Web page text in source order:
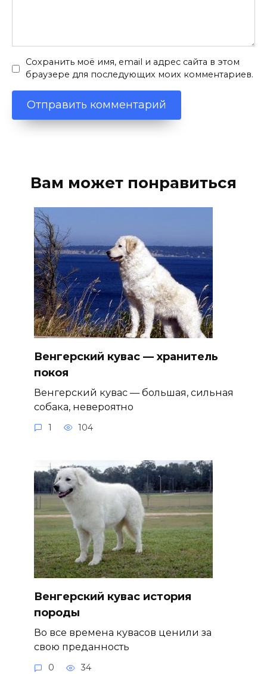
Сохранить моё имя, email и адрес сайта в этом
браузере для последующих моих комментариев.
Вам может понравиться
Венгерский кувас — хранитель
покоя
Венгерский кувас — большая, сильная
собака, невероятно
1 104
Венгерский кувас история
породы
Во все времена кувасов ценили за
свою преданность
0 34